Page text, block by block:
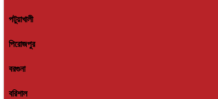
পটুয়াখালী
পিরোজপুর
বরগুনা
বরিশাল